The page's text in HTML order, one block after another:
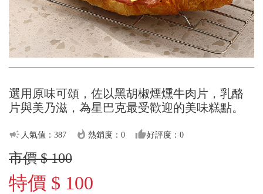
選用原味可頌，佐以黑胡椒煙燻牛肉片，乳酪
片與美乃滋，為星巴克最受歡迎的美味糕點。
campaign 人氣值：387 whatshot 熱銷度：0 thumb_up好評度：0
市價 $ 100
特價 $ 100